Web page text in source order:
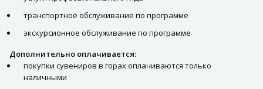
транспортное обслуживание по программе
экскурсионное обслуживание по программе
Дополнительно оплачивается:
покупки сувениров в горах оплачиваются только
наличными